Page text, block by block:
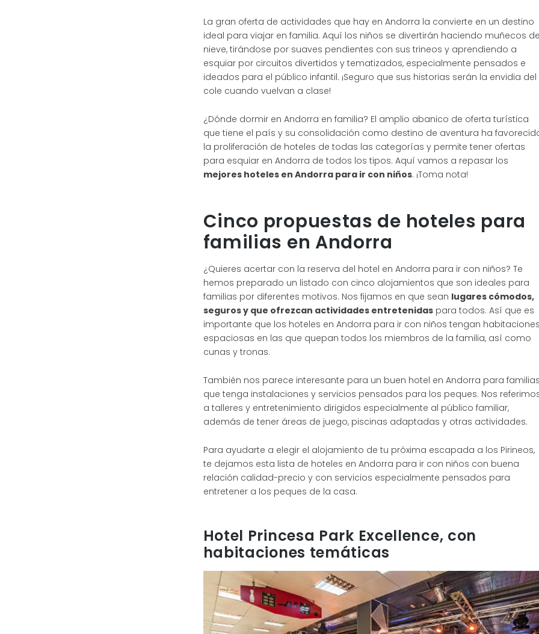
La gran oferta de actividades que hay en Andorra la convierte en un destino
ideal para viajar en familia. Aquí los niños se divertirán haciendo muñecos
nieve, tirándose por suaves pendientes con sus trineos y aprendiendo a
esquiar por circuitos divertidos y tematizados, especialmente pensados e
ideados para el público infantil. ¡Seguro que sus historias serán la envidia del
cole cuando vuelvan a clase!
¿Dónde dormir en Andorra en familia? El amplio abanico de oferta turística
que tiene el país y su consolidación como destino de aventura ha
la proliferación de hoteles de todas las categorías y permite tener ofertas
para esquiar en Andorra de todos los tipos. Aquí vamos a repasar los
mejores hoteles en Andorra para ir con niños. ¡Toma nota!
Cinco propuestas de hoteles para
familias en Andorra
¿Quieres acertar con la reserva del hotel en Andorra para ir con niños? Te
hemos preparado un listado con cinco alojamientos que son ideales para
familias por diferentes motivos. Nos fijamos en que sean lugares cómodos,
seguros y que ofrezcan actividades entretenidaspara todos. Así que es
importante que los hoteles en Andorra para ir con niños tengan
espaciosas en las que quepan todos los miembros de la familia, así como
cunas y tronas.
También nos parece interesante para un buen hotel en Andorra para
que tenga instalaciones y servicios pensados para los peques. Nos
a talleres y entretenimiento dirigidos especialmente al público familiar,
además de tener áreas de juego, piscinas adaptadas y otras actividades.
Para ayudarte a elegir el alojamiento de tu próxima escapada a los Pirineos,
te dejamos esta lista de hoteles en Andorra para ir con niños con buena
relación calidad-precio y con servicios especialmente pensados para
entretener a los peques de la casa.
Hotel Princesa Park Excellence, con
habitaciones temáticas